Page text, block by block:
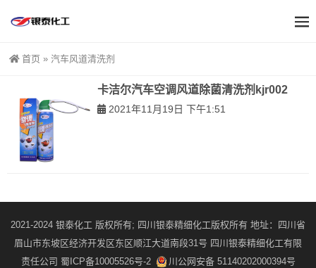
首页 » 汽车风道清洗剂
卡洁尔汽车空调风道除菌清洗剂kjr002
2021年11月19日 下午1:51
2021-2024 银泰化工 版权所有; 四川银泰精细化工版权所有 地址：四川省
眉山市东坡区经济开发区东区顺江大道南段31号 四川银泰精细化工有限
责任公司 蜀ICP备10005526号-2 川公网安备 51140202000394号